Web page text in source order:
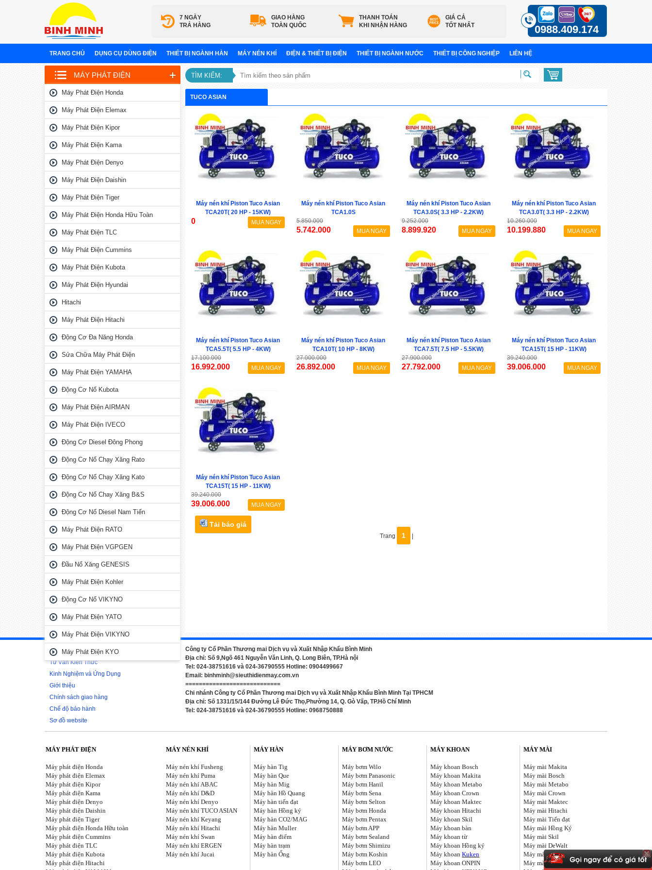
7 NGÀY
TRẢ HÀNG
GIAO HÀNG
TOÀN QUỐC
THANH TOÁN
KHI NHẬN HÀNG
GIÁ CẢ
TỐT NHẤT
0988.409.174
TRANG CHỦ DỤNG CỤ DÙNG ĐIỆN THIẾT BỊ NGÀNH HÀN MÁY NÉN KHÍ ĐIỆN & THIẾT BỊ ĐIỆN THIẾT BỊ NGÀNH NƯỚC THIẾT BỊ CÔNG NGHIỆP LIÊN HỆ
MÁY PHÁT ĐIỆN
Máy Phát Điện Honda
Máy Phát Điện Elemax
Máy Phát Điện Kipor
Máy Phát Điện Kama
Máy Phát Điện Denyo
Máy Phát Điện Daishin
Máy Phát Điện Tiger
Máy Phát Điện Honda Hữu Toàn
Máy Phát Điện TLC
Máy Phát Điện Cummins
Máy Phát Điện Kubota
Máy Phát Điện Hyundai
Hitachi
Máy Phát Điện Hitachi
Động Cơ Đa Năng Honda
Sửa Chữa Máy Phát Điện
Máy Phát Điện YAMAHA
Động Cơ Nổ Kubota
Máy Phát Điện AIRMAN
Máy Phát Điện IVECO
Động Cơ Diesel Đông Phong
Động Cơ Nổ Chạy Xăng Rato
Động Cơ Nổ Chạy Xăng Kato
Động Cơ Nổ Chay Xăng B&S
Động Cơ Nổ Diesel Nam Tiến
Máy Phát Điện RATO
Máy Phát Điện VGPGEN
Đầu Nổ Xăng GENESIS
Máy Phát Điện Kohler
Động Cơ Nổ VIKYNO
Máy Phát Điện YATO
Máy Phát Điện VIKYNO
Máy Phát Điện KYO
TÌM KIẾM:
TUCO ASIAN
Máy nén khí Piston Tuco Asian
TCA20T( 20 HP - 15KW)
0 MUA NGAY
Máy nén khí Piston Tuco Asian
TCA1.0S
5.850.000
5.742.000 MUA NGAY
Máy nén khí Piston Tuco Asian
TCA3.0S( 3.3 HP - 2.2KW)
9.252.000
8.899.920 MUA NGAY
Máy nén khí Piston Tuco Asian
TCA3.0T( 3.3 HP - 2.2KW)
10.260.000
10.199.880 MUA NGAY
Máy nén khí Piston Tuco Asian
TCA5.5T( 5.5 HP - 4KW)
17.100.000
16.992.000 MUA NGAY
Máy nén khí Piston Tuco Asian
TCA10T( 10 HP - 8KW)
27.000.000
26.892.000 MUA NGAY
Máy nén khí Piston Tuco Asian
TCA7.5T( 7.5 HP - 5.5KW)
27.900.000
27.792.000 MUA NGAY
Máy nén khí Piston Tuco Asian
TCA15T( 15 HP - 11KW)
39.240.000
39.006.000 MUA NGAY
Máy nén khí Piston Tuco Asian
TCA15T( 15 HP - 11KW)
39.240.000
39.006.000 MUA NGAY
Tải báo giá
Trang 1
Trang chủ
Tư Vấn Kiến Thức
Kinh Nghiệm và Ứng Dụng
Giới thiệu
Chính sách giao hàng
Chế độ bảo hành
Sơ đồ website
Công ty Cổ Phần Thương mai Dịch vụ và Xuất Nhập Khẩu Bình Minh
Địa chỉ: Số 9,Ngõ 461 Nguyễn Văn Linh, Q. Long Biên, TP.Hà nội
Tel: 024-38751616 và 024-36790555 Hotline: 0904499667
Email: binhminh@sieuthidienmay.com.vn
============================
Chi nhánh Công ty Cổ Phần Thương mai Dịch vụ và Xuất Nhập Khẩu Bình Minh Tại TPHCM
Địa chỉ: Số 1331/15/144 Đường Lê Đức Thọ,Phường 14, Q. Gò Vấp, TP.Hồ Chí Minh
Tel: 024-38751616 và 024-36790555 Hotline: 0968750888
MÁY PHÁT ĐIỆN
Máy phát điện Honda
Máy phát điện Elemax
Máy phát điện Kipor
Máy phát điện Kama
Máy phát điện Denyo
Máy phát điện Daishin
Máy phát điện Tiger
Máy phát điện Honda Hữu toàn
Máy phát điện Cummins
Máy phát điện TLC
Máy phát điện Kubota
Máy phát điện Hitachi
MÁY NÉN KHÍ
Máy nén khí Fusheng
Máy nén khí Puma
Máy nén khí ABAC
Máy nén khí D&D
Máy nén khí Denyo
Máy nén khí TUCO ASIAN
Máy nén khí Keyang
Máy nén khí Hitachi
Máy nén khí Swan
Máy nén khí ERGEN
Máy nén khí Jucai
MÁY HÀN
Máy hàn Tig
Máy hàn Que
Máy hàn Mig
Máy hàn Hồ Quang
Máy hàn tiến đạt
Máy hàn Hồng ký
Máy hàn CO2/MAG
Máy hàn Muller
Máy hàn điểm
Máy hàn trạm
Máy hàn Ống
MÁY BƠM NƯỚC
Máy bơm Wilo
Máy bơm Panasonic
Máy bơm Hanil
Máy bơm Sena
Máy bơm Selton
Máy bơm Honda
Máy bơm Pentax
Máy bơm APP
Máy bơm Sealand
Máy bơm Shimizu
Máy bơm Koshin
Máy bơm LEO
MÁY KHOAN
Máy khoan Bosch
Máy khoan Makita
Máy khoan Metabo
Máy khoan Crown
Máy khoan Maktec
Máy khoan Hitachi
Máy khoan Skil
Máy khoan bàn
Máy khoan từ
Máy khoan Hồng ký
Máy khoanKuken
Máy khoan ONPIN
MÁY MÀI
Máy mài Makita
Máy mài Bosch
Máy mài Metabo
Máy mài Crown
Máy mài Maktec
Máy mài Hitachi
Máy mài Tiến đạt
Máy mài Hồng Ký
Máy mài Skil
Máy mài DeWalt
Máy mài FEG
Máy mài KEYANG